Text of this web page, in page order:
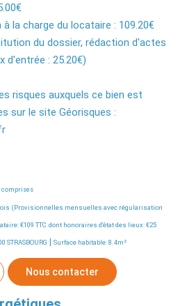
la charge du locataire : 109.20€
du dossier, rédaction d'actes
d'entrée : 25.20€)
risques auxquels ce bien est
sur le site Géorisques :
comprises
(Provisionnelles mensuelles avec régularisation
€109 TTC dont honoraires d'état des lieux: €25
STRASBOURG | Surface habitable: 8.4m²
Nous contacter